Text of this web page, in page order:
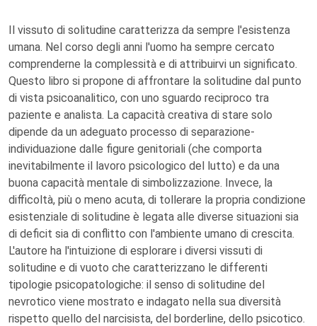
Il vissuto di solitudine caratterizza da sempre l'esistenza
umana. Nel corso degli anni l'uomo ha sempre cercato
comprenderne la complessità e di attribuirvi un significato.
Questo libro si propone di affrontare la solitudine dal punto
di vista psicoanalitico, con uno sguardo reciproco tra
paziente e analista. La capacità creativa di stare solo
dipende da un adeguato processo di separazione-
individuazione dalle figure genitoriali (che comporta
inevitabilmente il lavoro psicologico del lutto) e da una
buona capacità mentale di simbolizzazione. Invece, la
difficoltà, più o meno acuta, di tollerare la propria condizione
esistenziale di solitudine è legata alle diverse situazioni sia
di deficit sia di conflitto con l'ambiente umano di crescita.
L'autore ha l'intuizione di esplorare i diversi vissuti di
solitudine e di vuoto che caratterizzano le differenti
tipologie psicopatologiche: il senso di solitudine del
nevrotico viene mostrato e indagato nella sua diversità
rispetto quello del narcisista, del borderline, dello psicotico.